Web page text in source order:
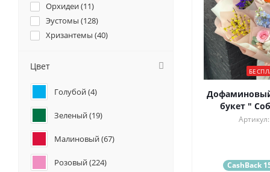
букет "
CashBack
Орхидеи (11)
Эустомы (128)
Хризантемы (40)
Ранункулюсы (
Гортензии (55
Лилии (
Подсолнухи (1)
Анемоны (4)
Гвоздики (
Геогрины (2)
Цвет
Голубой (4)
Зеленый (19)
Малиновый (67)
Розовый (224)